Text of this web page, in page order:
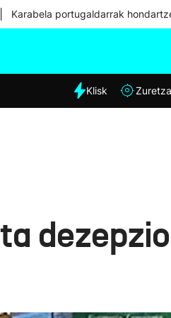
Karabela portugaldarrak
Eguraldia
Klisk